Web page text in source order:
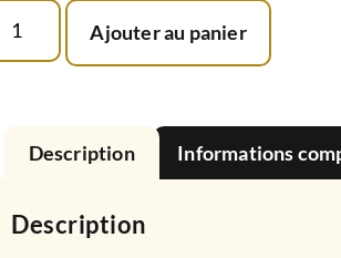
Ajouter au panier
Description Informations
Description